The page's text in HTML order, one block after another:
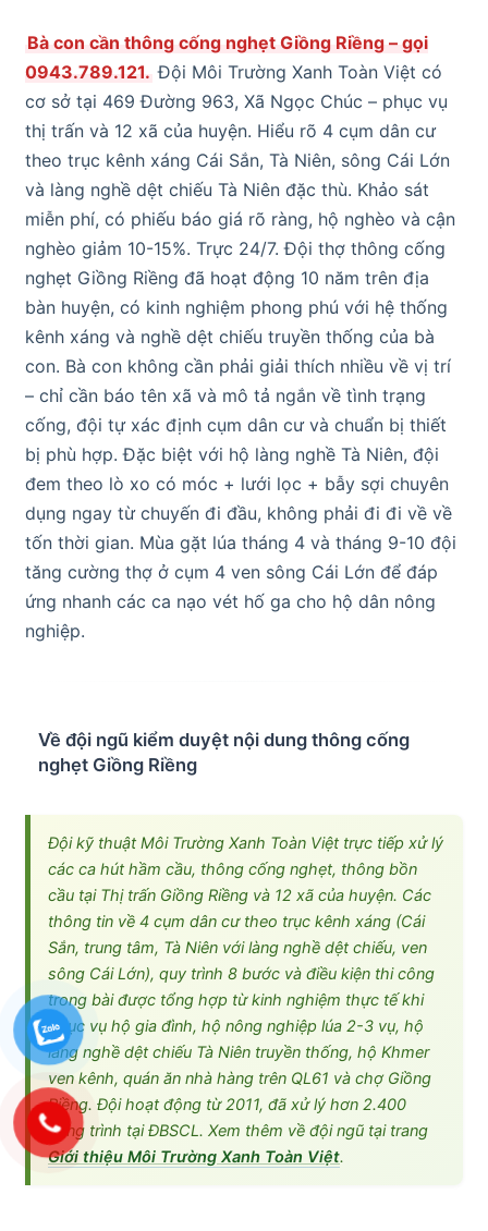
Bà con cần thông cống nghẹt Giồng Riềng – gọi
0943.789.121. Đội Môi Trường Xanh Toàn Việt có
cơ sở tại 469 Đường 963, Xã Ngọc Chúc – phục vụ
thị trấn và 12 xã của huyện. Hiểu rõ 4 cụm dân cư
theo trục kênh xáng Cái Sắn, Tà Niên, sông Cái Lớn
và làng nghề dệt chiếu Tà Niên đặc thù. Khảo sát
miễn phí, có phiếu báo giá rõ ràng, hộ nghèo và cận
nghèo giảm 10-15%. Trực 24/7. Đội thợ thông cống
nghẹt Giồng Riềng đã hoạt động 10 năm trên địa
bàn huyện, có kinh nghiệm phong phú với hệ thống
kênh xáng và nghề dệt chiếu truyền thống của bà
con. Bà con không cần phải giải thích nhiều về vị trí
– chỉ cần báo tên xã và mô tả ngắn về tình trạng
cống, đội tự xác định cụm dân cư và chuẩn bị thiết
bị phù hợp. Đặc biệt với hộ làng nghề Tà Niên, đội
đem theo lò xo có móc + lưới lọc + bẫy sợi chuyên
dụng ngay từ chuyến đi đầu, không phải đi đi về về
tốn thời gian. Mùa gặt lúa tháng 4 và tháng 9-10 đội
tăng cường thợ ở cụm 4 ven sông Cái Lớn để đáp
ứng nhanh các ca nạo vét hố ga cho hộ dân nông
nghiệp.
Về đội ngũ kiểm duyệt nội dung thông cống
nghẹt Giồng Riềng
Đội kỹ thuật Môi Trường Xanh Toàn Việt trực tiếp xử lý
các ca hút hầm cầu, thông cống nghẹt, thông bồn
cầu tại Thị trấn Giồng Riềng và 12 xã của huyện. Các
thông tin về 4 cụm dân cư theo trục kênh xáng (Cái
Sắn, trung tâm, Tà Niên với làng nghề dệt chiếu, ven
sông Cái Lớn), quy trình 8 bước và điều kiện thi công
trong bài được tổng hợp từ kinh nghiệm thực tế khi
phục vụ hộ gia đình, hộ nông nghiệp lúa 2-3 vụ, hộ
làng nghề dệt chiếu Tà Niên truyền thống, hộ Khmer
ven kênh, quán ăn nhà hàng trên QL61 và chợ Giồng
Riềng. Đội hoạt động từ 2011, đã xử lý hơn 2.400
công trình tại ĐBSCL. Xem thêm về đội ngũ tại trang
Giới thiệu Môi Trường Xanh Toàn Việt.